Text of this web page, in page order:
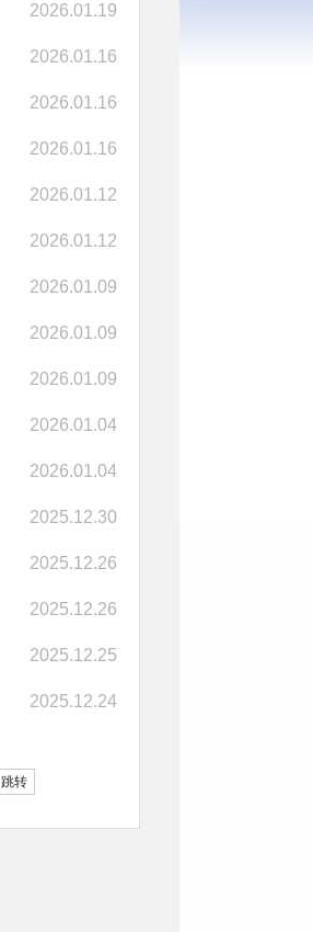
2026.01.19
2026.01.16
2026.01.16
2026.01.16
2026.01.12
2026.01.12
2026.01.09
2026.01.09
2026.01.09
2026.01.04
2026.01.04
2025.12.30
2025.12.26
2025.12.26
2025.12.25
2025.12.24
跳转